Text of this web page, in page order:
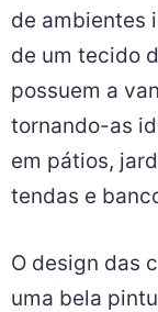
de ambientes
de um tecido
possuem a
tornando-as
em pátios,
tendas e
O design das
uma bela